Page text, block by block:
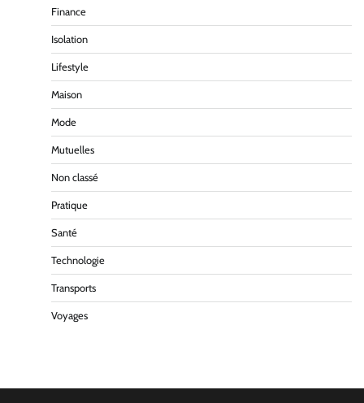
Finance
Isolation
Lifestyle
Maison
Mode
Mutuelles
Non classé
Pratique
Santé
Technologie
Transports
Voyages